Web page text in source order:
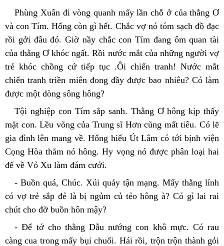
Phùng Xuân đi vòng quanh mấy lần chỗ ở của thằng Ơ
và con Tím. Hổng còn gì hết. Chắc vợ nó tóm sạch đồ đạc
rồi gởi đâu đó. Giờ nầy chắc con Tím đang ôm quan tài
của thằng Ơ khóc ngất. Rồi nước mắt của những người vợ
trẻ khóc chồng cứ tiếp tục .Ôi chiến tranh! Nước mắt
chiến tranh triền miên đong đầy được bao nhiêu? Có làm
được một dòng sông hông?
Tội nghiệp con Tím sắp sanh. Thằng Ơ hông kịp thấy
mặt con. Lều võng của Trung sĩ Hơn cũng mất tiêu. Có lẽ
gia đình lên mang về. Hổng hiểu Út Lâm có tới bịnh viện
Cọng Hòa thăm nó hông. Hy vọng nó được phân loại hai
để về Vỏ Xu làm đám cưới.
- Buồn quá, Chúc. Xúi quảy tận mạng. Mấy thằng lính
có vợ trẻ sắp đẻ là bị ngủm củ tẻo hông à? Có gì lai rai
chút cho đỡ buồn hôn mậy?
- Để tớ cho thằng Dẫu nướng con khô mực. Có rau
càng cua trong mấy bụi chuối. Hái rồi, trộn trộn thành gỏi